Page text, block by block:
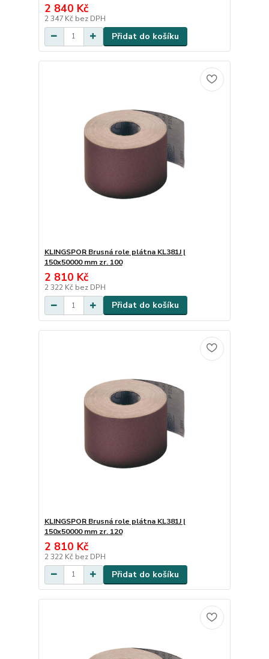
2 840 Kč
2 347 Kč bez DPH
Přidat do košíku
KLINGSPOR Brusná role plátna KL381J |
150x50000 mm zr. 100
2 810 Kč
2 322 Kč bez DPH
Přidat do košíku
KLINGSPOR Brusná role plátna KL381J |
150x50000 mm zr. 120
2 810 Kč
2 322 Kč bez DPH
Přidat do košíku